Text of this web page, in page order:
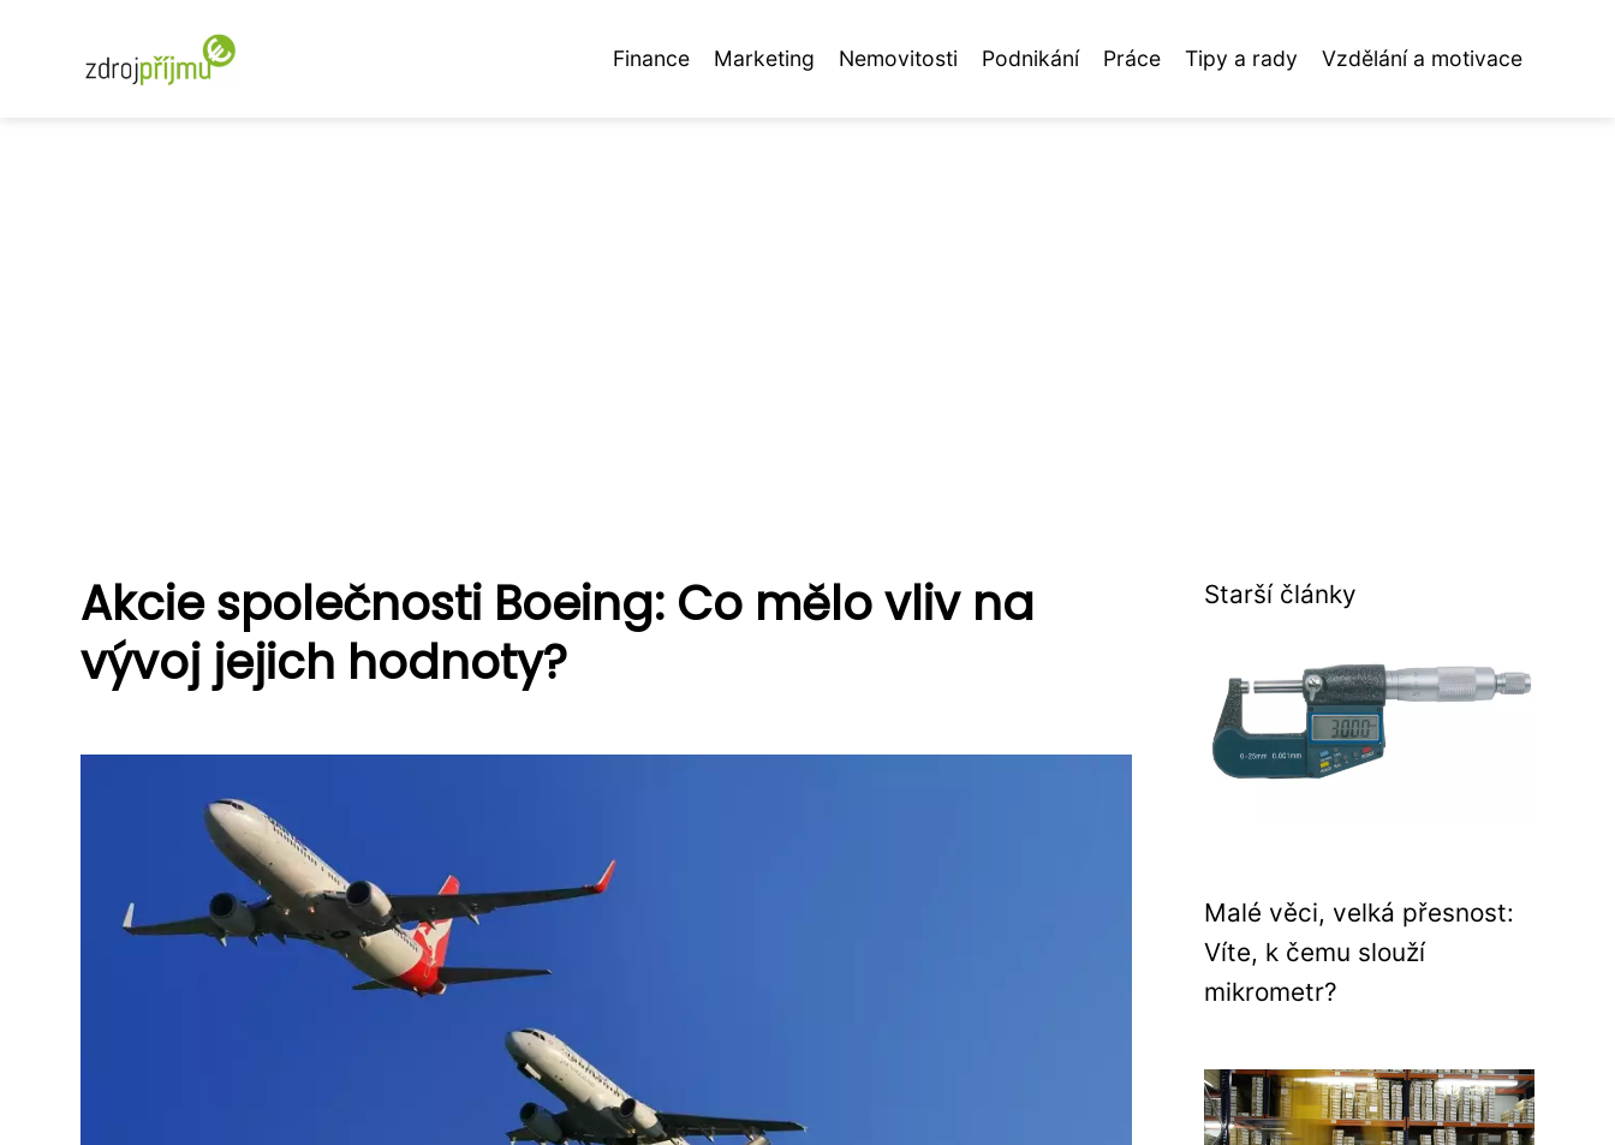
Finance Marketing Nemovitosti Podnikání Práce Tipy a rady Vzdělání a motivace
Akcie společnosti Boeing: Co mělo vliv na
vývoj jejich hodnoty?
Starší články
Malé věci, velká přesnost:
Víte, k čemu slouží
mikrometr?